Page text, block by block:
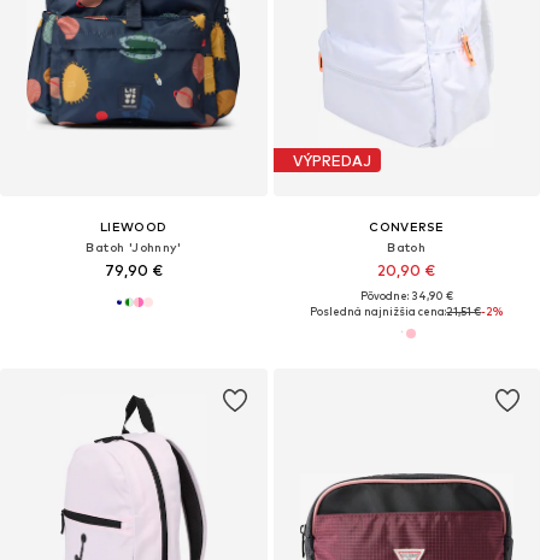
LIEWOOD
Batoh 'Johnny'
79,90 €
VÝPREDAJ
CONVERSE
Batoh
20,90 €
Pôvodne: 34,90 €
Posledná najnižšia cena:21,51 €-2%